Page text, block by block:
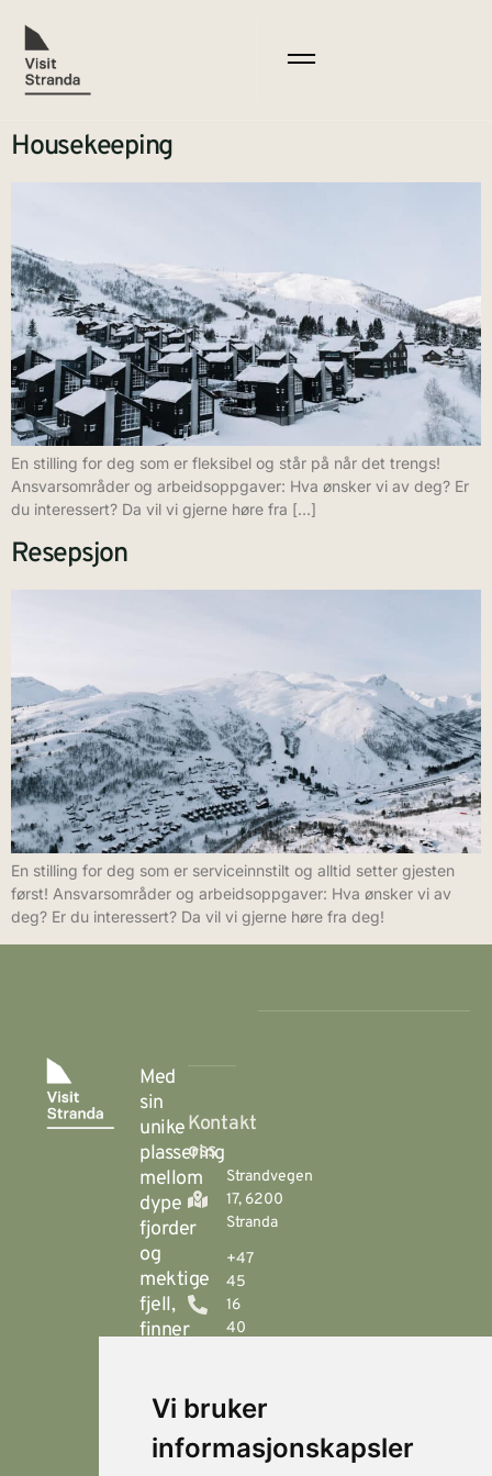
Vi bruker
informasjonskapsler
Housekeeping
En stilling for deg som er fleksibel og står på når det trengs!
Ansvarsområder og arbeidsoppgaver: Hva ønsker vi av deg? Er
du interessert? Da vil vi gjerne høre fra […]
Resepsjon
En stilling for deg som er serviceinnstilt og alltid setter gjesten
først! Ansvarsområder og arbeidsoppgaver: Hva ønsker vi av
deg? Er du interessert? Da vil vi gjerne høre fra deg!
Med
sin
unike
plassering
mellom
dype
fjorder
og
mektige
fjell,
finner
- en
helårsdestinasjon
som
Kontakt
oss
Strandvegen
17, 6200
Stranda
+47
45
16
40
© 2026
Visit
Personvern
Levert av